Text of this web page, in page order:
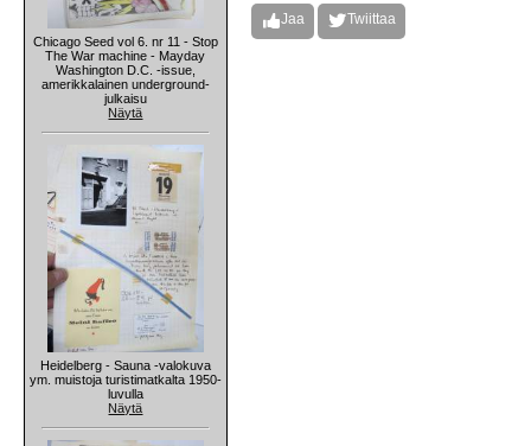
Chicago Seed vol 6. nr 11 - Stop
The War machine - Mayday
Washington D.C. -issue,
amerikkalainen underground-
julkaisu
Näytä
Heidelberg - Sauna -valokuva
ym. muistoja turistimatkalta 1950-
luvulla
Näytä
Jaa Twiittaa